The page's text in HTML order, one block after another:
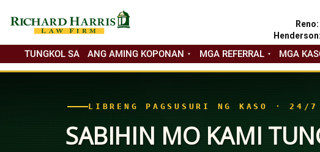
Reno:
Henderson:
TUNGKOL SA ANG AMING KOPONAN MGA REFERRAL MGA
LIBRENG PAGSUSURI NG KASO · 24/7
SABIHIN MO KAMI